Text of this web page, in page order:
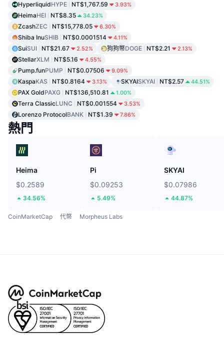
HyperliquidHYPE NT$1,767.59 3.93%
HeimaHEI NT$8.35 34.23%
ZcashZEC NT$15,778.05 6.30%
Shiba InuSHIB NT$0.0001514 4.11%
SuiSUI NT$21.67 2.52% 狗狗幣DOGE NT$2.21 2.13%
StellarXLM NT$5.16 4.55%
Pump.funPUMP NT$0.07506 9.09%
KaspaKAS NT$0.8164 3.13% SKYAISKYAI NT$2.57 44.51%
PAX GoldPAXG NT$136,510.81 1.00%
Terra ClassicLUNC NT$0.001554 3.53%
Lorenzo ProtocolBANK NT$1.39 7.86%
熱門
Heima
$0.2589
34.56%
Pi
$0.09253
5.49%
SKYAI
$0.07986
44.87%
CoinMarketCap 代幣 Morpheus Labs